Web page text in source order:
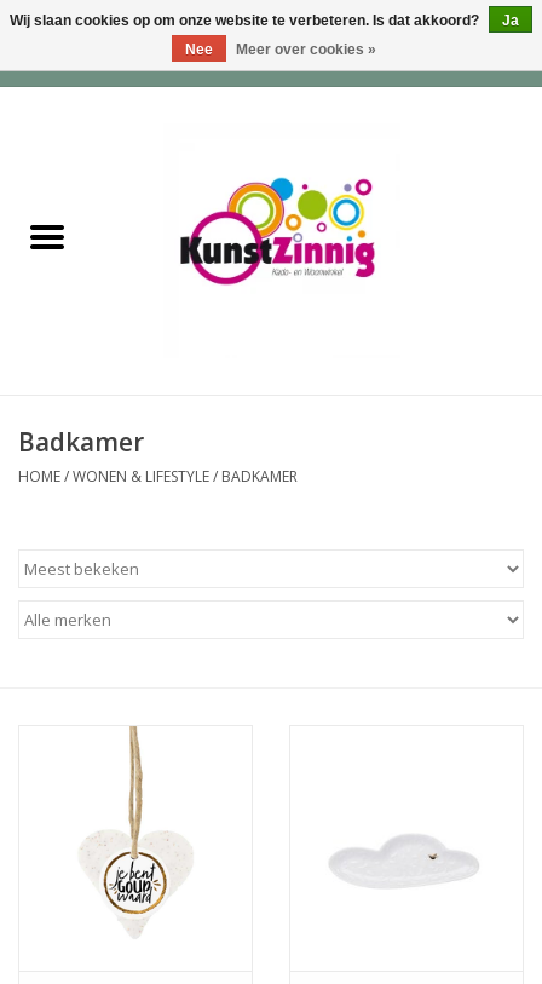
Wonen & Lifestyle
Tassen & Portemonnees
Kinderen
Stationery & Gifts
Hebbedingen
Badkamer
HOME/WONEN & LIFESTYLE/ BADKAMER
Wij slaan cookies op om onze website te verbeteren. Is dat akkoord?
Ja
Nee
Meer over cookies »